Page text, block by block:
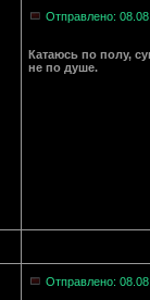
Отправлено:
Катаюсь по полу,
не по душе.
Отправлено: